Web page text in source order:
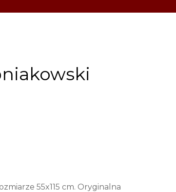
55x115 cm. Oryginalna